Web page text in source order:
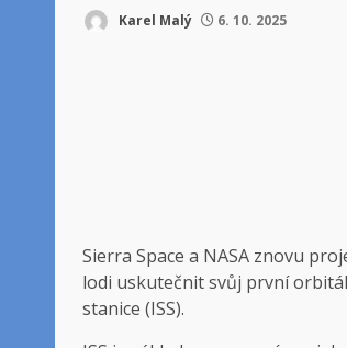
Karel Malý 6. 10. 2025
Sierra Space a NASA znovu
lodi uskutečnit svůj první
stanice (ISS).